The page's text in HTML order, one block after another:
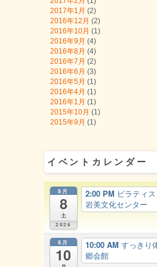
2017年1月 (2)
2016年12月 (2)
2016年10月 (1)
2016年9月 (4)
2016年8月 (4)
2016年7月 (2)
2016年6月 (3)
2016年5月 (1)
2016年4月 (1)
2016年1月 (1)
2015年10月 (1)
2015年9月 (1)
イベントカレンダー
8月
8
土
2026
2:00 PM ピラティ
岩美文化センター
8月
10
10:00 AM すっき
郷会館